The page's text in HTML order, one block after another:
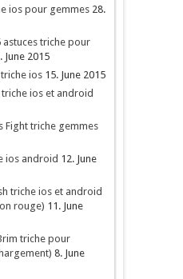
ios pour gemmes 28.
astuces triche pour
June 2015
ios 15. June 2015
ios et android
Fight triche gemmes
ios android 12. June
triche ios et android
rouge) 11. June
triche pour
8. June